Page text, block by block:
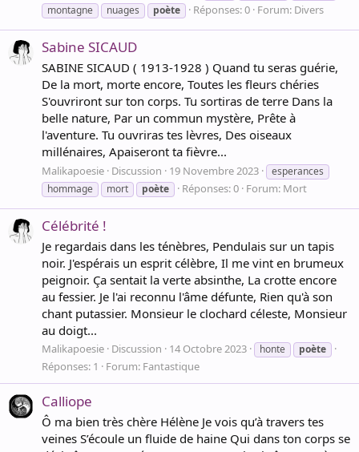
montagne
nuages poète Réponses: 0 Forum: Divers
Sabine SICAUD
SABINE SICAUD ( 1913-1928 ) Quand tu seras guérie,
De la mort, morte encore, Toutes les fleurs chéries
S'ouvriront sur ton corps. Tu sortiras de terre Dans la
belle nature, Par un commun mystère, Prête à
l'aventure. Tu ouvriras tes lèvres, Des oiseaux
millénaires, Apaiseront ta fièvre...
Malikapoesie Discussion 19 Novembre 2023
esperances
hommage
mort poète Réponses: 0 Forum: Mort
Célébrité !
Je regardais dans les ténèbres, Pendulais sur un tapis
noir. J'espérais un esprit célèbre, Il me vint en brumeux
peignoir. Ça sentait la verte absinthe, La crotte encore
au fessier. Je l'ai reconnu l'âme défunte, Rien qu'à son
chant putassier. Monsieur le clochard céleste, Monsieur
au doigt...
Malikapoesie Discussion 14 Octobre 2023 honte poète
Réponses: 1 Forum: Fantastique
Calliope
Ô ma bien très chère Hélène Je vois qu’à travers tes
veines S’écoule un fluide de haine Qui dans ton corps se